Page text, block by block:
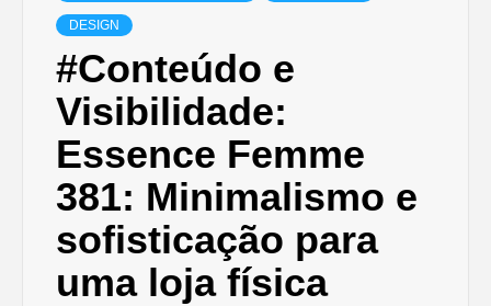
DESIGN
#Conteúdo e
Visibilidade:
Essence Femme
381: Minimalismo e
sofisticação para
uma loja física